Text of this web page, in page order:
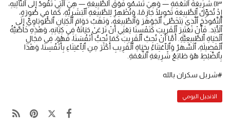
١٣).شَرِيعَةُ ٱلنِّعْمَةِ — وَهِيَ تَسْمُو فَوْقَ ٱلطَّبِيعَةِ — هِيَ ٱلَّتِي تَقُودُ إِلَى ٱلتَّأْلِيهِ،
إِذْ تُحَوِّلُ ٱلطَّبِيعَةَ تَحْوِيلًا جَازِمًا، وَتُظْهِرُ لِلطَّبِيعَةِ ٱلْبَشَرِيَّةِ، كَمَا فِي صُورَةٍ،
ٱلنَّمُوذَجَ ٱلَّذِي يَتَخَطَّى ٱلْجَوْهَرَ وَٱلطَّبِيعَةَ، وَتَهَبُ دَوَامَ ٱلْكِيَانِ ٱلطُّوبَاوِيِّ إِلَى
ٱلْأَبَد. فَأَنْ نَعْتَبِرَ ٱلْقَرِيبَ كَنَفْسِنَا يَعْنِي أَنْ نَرْعَىٰ حَيَاتَهُ فِي كِيَانِهِ، وَهٰذِهِ خَاصِّيَّةُ
ٱلْحَيَاةِ ٱلطَّبِيعِيَّةِ. أَمَّا أَنْ نُحِبَّ ٱلْقَرِيبَ كَمَا نُحِبُّ أَنْفُسَنَا، فَهُوَ، فِي مَجَالِ
ٱلْفَضِيلَةِ، ٱلسَّهَرُ وَٱلِٱعْتِنَاءُ بِحَيَاةِ ٱلْقَرِيبِ أَكْثَرَ مِنِ ٱلِٱعْتِنَاءِ بِأَنْفُسِنَا، وَهٰذَا
بِٱلضَّبْطِ هُوَ طَابَعُ شَرِيعَةِ ٱلنِّعْمَةِ.
#شربل سكران بالله
الانجيل اليومي